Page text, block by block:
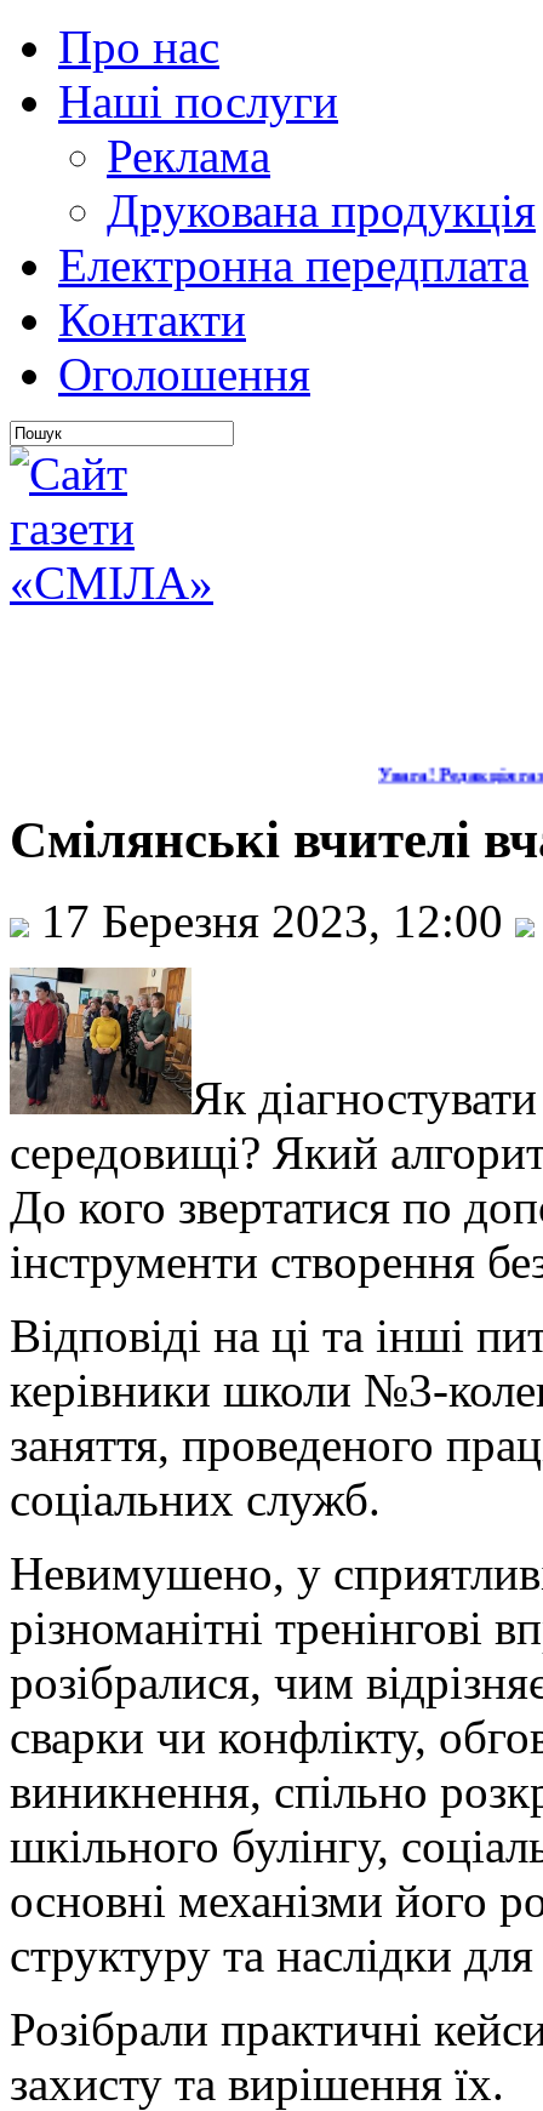
Про нас
Наші послуги
Реклама
Друкована продукція
Електронна передплата
Контакти
Оголошення
Увага! Редакція
Смілянські вчителі
17 Березня 2023, 12:00
Як
середовищі? Який
До кого звертатися по
інструменти створення
Відповіді на ці та інші
керівники школи №3-
заняття, проведеного
соціальних служб.
Невимушено, у
різноманітні тренінгові
розібралися, чим
сварки чи конфлікту,
виникнення, спільно
шкільного булінгу,
основні механізми його
структуру та наслідки
Розібрали практичні
захисту та вирішення їх.